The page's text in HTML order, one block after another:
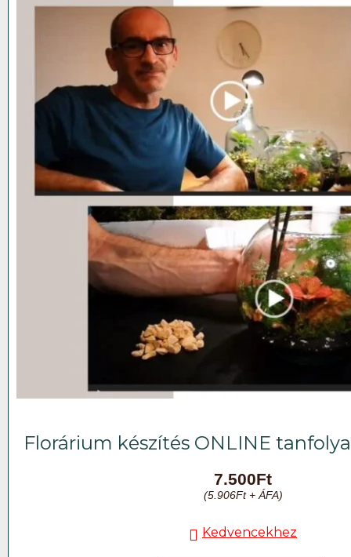
Florárium készítés ONLINE
7.500Ft
(5.906Ft+ ÁFA)
Kedvencekhez